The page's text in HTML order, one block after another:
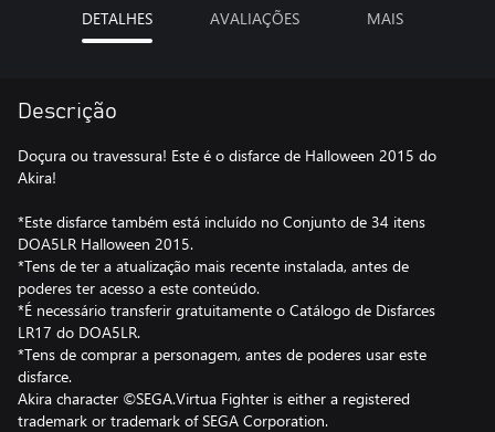
DETALHES AVALIAÇÕES MAIS
Descrição
Doçura ou travessura! Este é o disfarce de Halloween 2015 do
Akira!
*Este disfarce também está incluído no Conjunto de 34 itens
DOA5LR Halloween 2015.
*Tens de ter a atualização mais recente instalada, antes de
poderes ter acesso a este conteúdo.
*É necessário transferir gratuitamente o Catálogo de Disfarces
LR17 do DOA5LR.
*Tens de comprar a personagem, antes de poderes usar este
disfarce.
Akira character ©SEGA.Virtua Fighter is either a registered
trademark or trademark of SEGA Corporation.